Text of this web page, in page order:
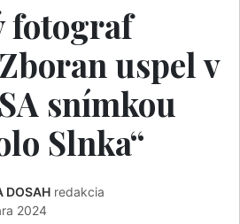
fotograf
uspel v
snímkou
Slnka“
DOSAH redakcia
2024